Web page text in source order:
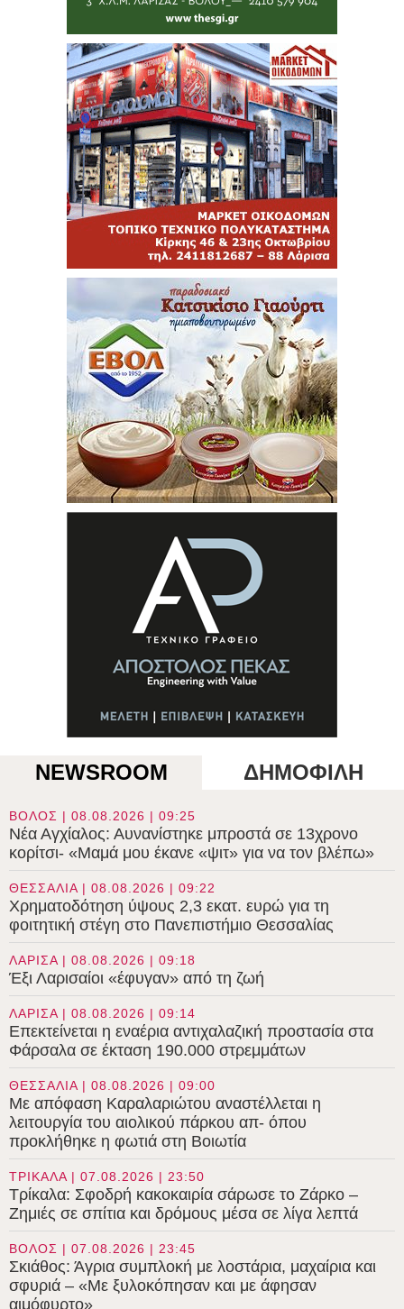
NEWSROOM ΔΗΜΟΦΙΛΗ
ΒΟΛΟΣ | 08.08.2026 | 09:25
Νέα Αγχίαλος: Αυνανίστηκε μπροστά σε 13χρονο
κορίτσι- «Μαμά μου έκανε «ψιτ» για να τον βλέπω»
ΘΕΣΣΑΛΙΑ | 08.08.2026 | 09:22
Χρηματοδότηση ύψους 2,3 εκατ. ευρώ για τη
φοιτητική στέγη στο Πανεπιστήμιο Θεσσαλίας
ΛΑΡΙΣΑ | 08.08.2026 | 09:18
Έξι Λαρισαίοι «έφυγαν» από τη ζωή
ΛΑΡΙΣΑ | 08.08.2026 | 09:14
Επεκτείνεται η εναέρια αντιχαλαζική προστασία στα
Φάρσαλα σε έκταση 190.000 στρεμμάτων
ΘΕΣΣΑΛΙΑ | 08.08.2026 | 09:00
Με απόφαση Καραλαριώτου αναστέλλεται η
λειτουργία του αιολικού πάρκου απ- όπου
προκλήθηκε η φωτιά στη Βοιωτία
ΤΡΙΚΑΛΑ | 07.08.2026 | 23:50
Τρίκαλα: Σφοδρή κακοκαιρία σάρωσε το Ζάρκο –
Ζημιές σε σπίτια και δρόμους μέσα σε λίγα λεπτά
ΒΟΛΟΣ | 07.08.2026 | 23:45
Σκιάθος: Άγρια συμπλοκή με λοστάρια, μαχαίρια και
σφυριά – «Με ξυλοκόπησαν και με άφησαν
αιμόφυρτο»